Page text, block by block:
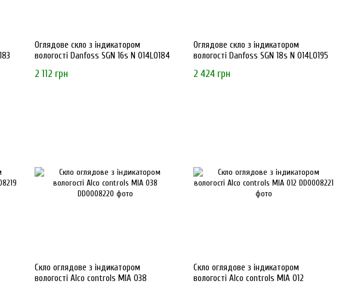
Оглядове скло з індикатором
вологості Danfoss SGN 16s N 014L0184
2 112 грн
Оглядове скло з індикатором
вологості Danfoss SGN 18s N 014L0195
2 424 грн
Скло оглядове з індикатором
вологості Alco controls MIA 038
Скло оглядове з індикатором
вологості Alco controls MIA 012